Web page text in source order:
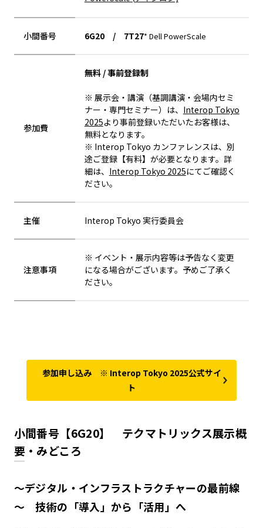
小間番号 6G20 / 7T27* Dell PowerScale
参加費
無料 / 事前登録制
※ 展示会・講演（基調講演・会場内セミ
ナー・専門セミナー）は、 Interop Tokyo
2025より事前登録いただいたお客様は、
無料となります。
※ Interop Tokyo カンファレンスは、別
途ご登録【有料】が必要となります。詳
細は、 Interop Tokyo 2025にてご確認く
ださい。
主催 Interop Tokyo 実行委員会
注意事項
※ イベント・展示内容等は予告なく変更
になる場合がございます。予めご了承く
ださい。
参加申し込み ※ Interop Tokyo 2025公式サイ
ト
小間番号【6G20】 テクマトリックス展示概
要・みどころ
～デジタル・インフラストラクチャーの最前線
～ 技術の「導入」から「活用」へ